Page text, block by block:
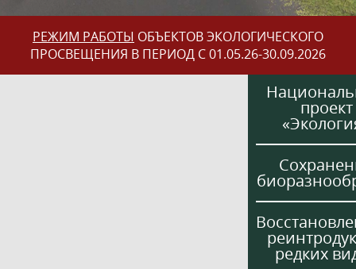
РЕЖИМ РАБОТЫ ОБЪЕКТОВ ЭКОЛОГИЧЕСКОГО
ПРОСВЕЩЕНИЯ В ПЕРИОД С 01.05.26-30.09.2026
проект
редких